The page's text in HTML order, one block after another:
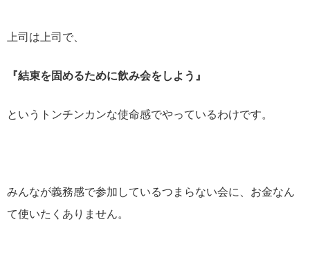
上司は上司で、
『結束を固めるために飲み会をしよう』
というトンチンカンな使命感でやっているわけです。
みんなが義務感で参加しているつまらない会に、お金なん
て使いたくありません。